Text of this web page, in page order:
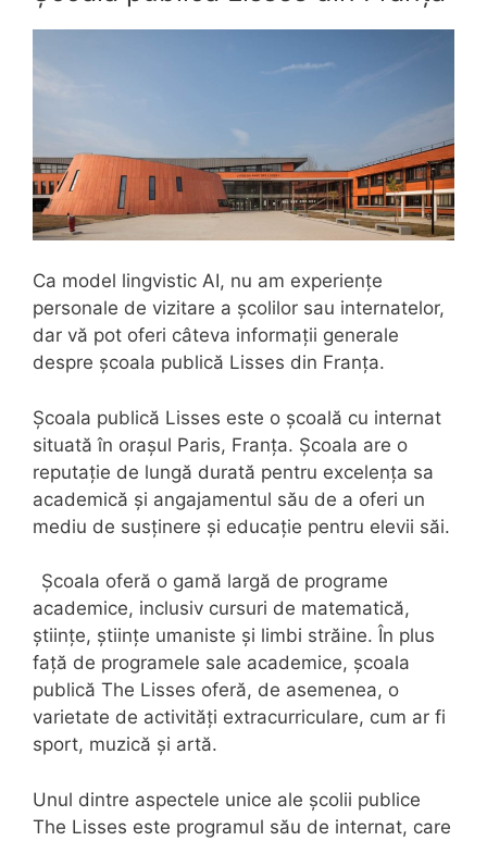
Ca model lingvistic AI, nu am experiențe
personale de vizitare a școlilor sau internatelor,
dar vă pot oferi câteva informații generale
despre școala publică Lisses din Franța.
Școala publică Lisses este o școală cu internat
situată în orașul Paris, Franța. Școala are o
reputație de lungă durată pentru excelența sa
academică și angajamentul său de a oferi un
mediu de susținere și educație pentru elevii săi.
Școala oferă o gamă largă de programe
academice, inclusiv cursuri de matematică,
științe, științe umaniste și limbi străine. În plus
față de programele sale academice, școala
publică The Lisses oferă, de asemenea, o
varietate de activități extracurriculare, cum ar fi
sport, muzică și artă.
Unul dintre aspectele unice ale școlii publice
The Lisses este programul său de internat, care